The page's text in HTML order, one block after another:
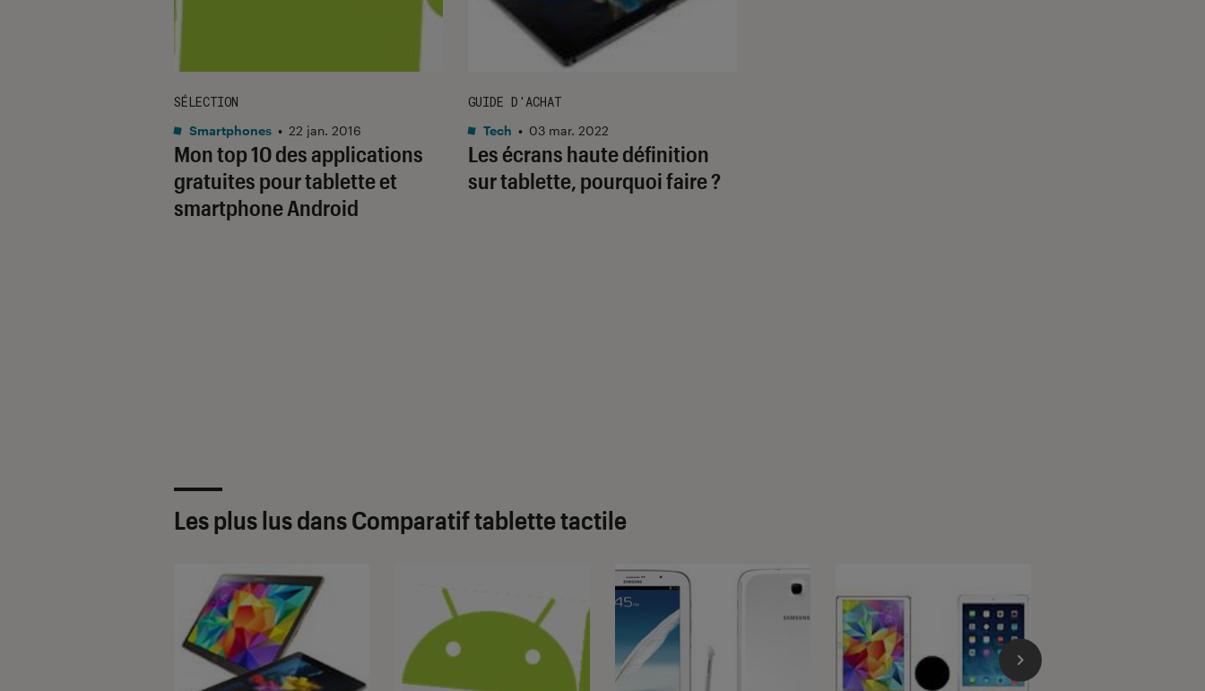
Mon top 10 des applications
gratuites pour tablette et
smartphone Android
SÉLECTION
Smartphones • 22 jan. 2016
Les écrans haute définition
sur tablette, pourquoi faire ?
GUIDE D'ACHAT
Tech • 03 mar. 2022
Les plus lus dans Comparatif tablette tactile